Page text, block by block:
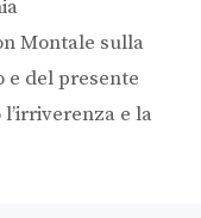
Montale sulla
e del presente
e la